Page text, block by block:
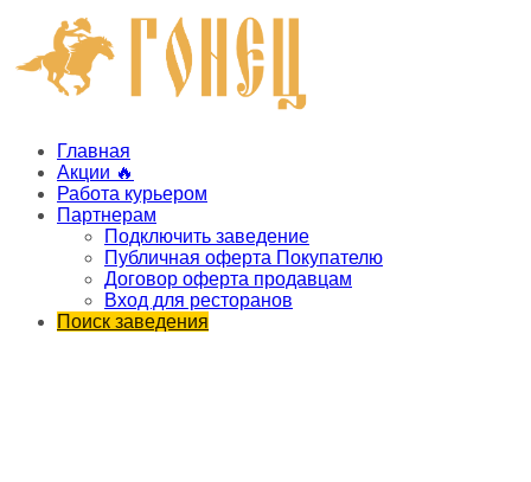
Главная
Акции 🔥
Работа курьером
Партнерам
Подключить заведение
Публичная оферта Покупателю
Договор оферта продавцам
Вход для ресторанов
Поиск заведения